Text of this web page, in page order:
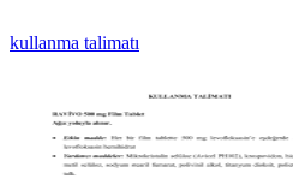
kullanma talimatı